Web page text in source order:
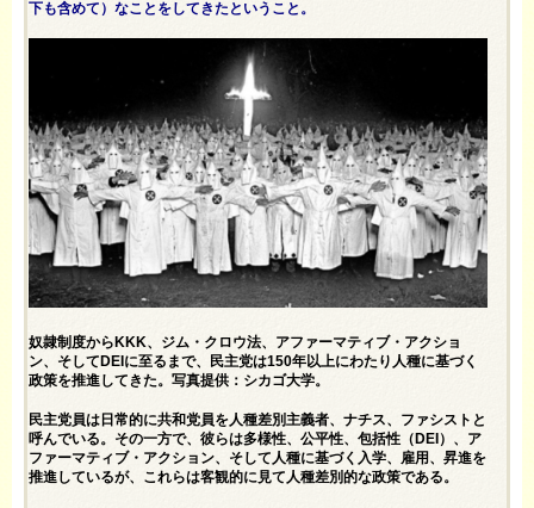
下も含めて）なことをしてきたということ。
奴隷制度からKKK、ジム・クロウ法、アファーマティブ・アクショ
ン、そしてDEIに至るまで、民主党は150年以上にわたり人種に基づく
政策を推進してきた。写真提供：シカゴ大学。
民主党員は日常的に共和党員を人種差別主義者、ナチス、ファシストと
呼んでいる。その一方で、彼らは多様性、公平性、包括性（DEI）、ア
ファーマティブ・アクション、そして人種に基づく入学、雇用、昇進を
推進しているが、これらは客観的に見て人種差別的な政策である。